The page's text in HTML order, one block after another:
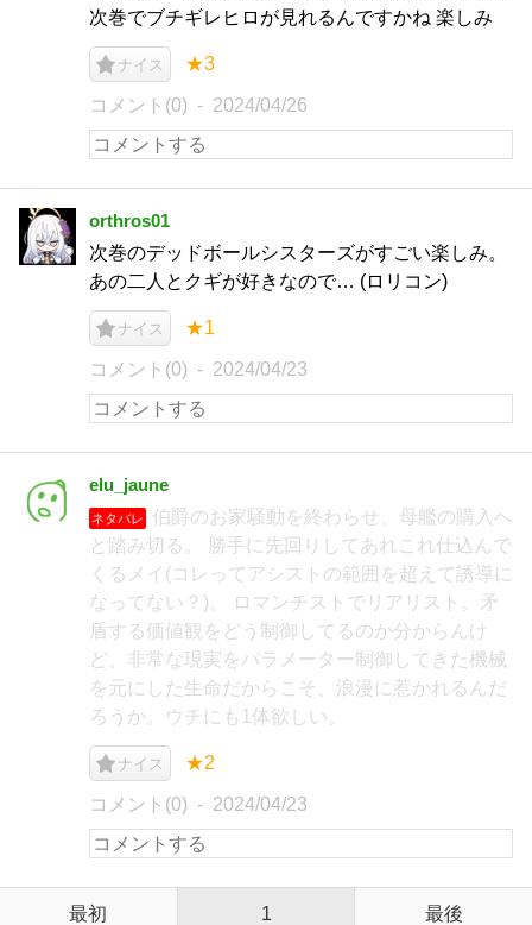
次巻でブチギレヒロが見れるんですかね 楽しみ
ナイス ★3
コメント(0) 2024/04/26
orthros01
次巻のデッドボールシスターズがすごい楽しみ。
あの二人とクギが好きなので… (ロリコン)
ナイス ★1
コメント(0) 2024/04/23
elu_jaune
ネタバレ
伯爵のお家騒動を終わらせ、母艦の購入へ
と踏み切る。 勝手に先回りしてあれこれ仕込んで
くるメイ(コレってアシストの範囲を超えて誘導に
なってない？)。 ロマンチストでリアリスト。矛
盾する価値観をどう制御してるのか分からんけ
ど、非常な現実をパラメーター制御してきた機械
を元にした生命だからこそ、浪漫に惹かれるんだ
ろうか。ウチにも1体欲しい。
ナイス ★2
コメント(0) 2024/04/23
最初 1 最後